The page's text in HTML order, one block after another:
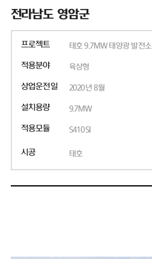
전라남도 영암군
프로젝트 태호 9.7MW 태양광 발전소
적용분야 육상형
상업운전일 2020년 8월
설치용량 9.7MW
적용모듈 S410SI
시공 태호